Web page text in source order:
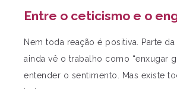
Entre o ceticismo e o
Nem toda reação é positiva. Parte
ainda vê o trabalho como “enxugar
entender o sentimento. Mas existe